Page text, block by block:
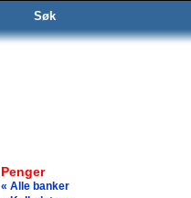
Søk
Penger
« Alle banker